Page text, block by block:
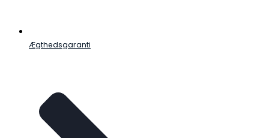
Ægthedsgaranti